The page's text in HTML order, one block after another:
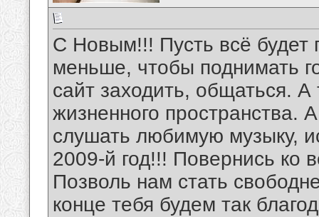
С Новым!!! Пусть всё будет
меньше, чтобы поднимать
сайт заходить, общаться.
жизненного пространства.
слушать любимую музыку,
2009-й год!!! Повернись ко
Позволь нам стать
конце тебя будем так